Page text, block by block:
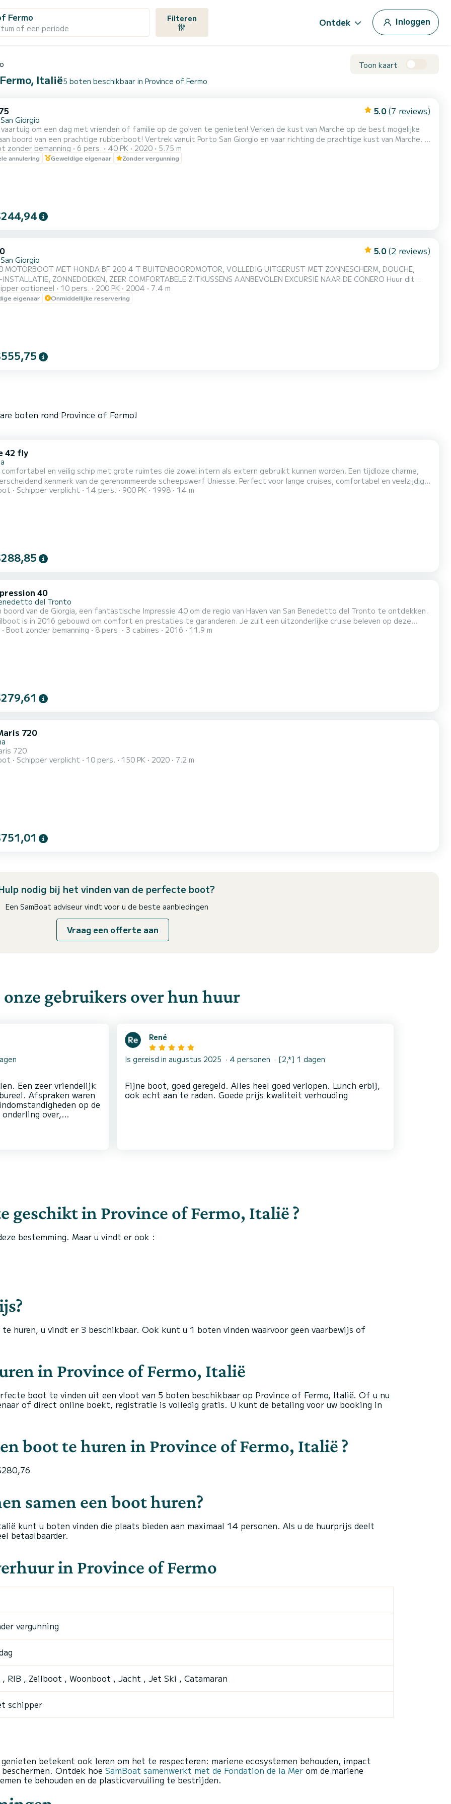
Fermo
of een periode
Filteren Ontdek Inloggen
Toon kaart
Italië5 boten beschikbaar in Province of Fermo
5.0 (7 reviews)
Giorgio
om een dag met vrienden of familie op de golven te genieten! Verken de kust van Marche op de best mogelijke
prachtige rubberboot! Vertrek vanuit Porto San Giorgio en vaar richting de prachtige kust van Marche. U
Conero verkennen en enkele van de mooiste plekken van de Adriatische Zee ontdekken. Dagverhuur of halve
zonder bemanning 6 pers. 40 PK 2020 5.75 m
annulering Geweldige eigenaar Zonder vergunning
5.0 (2 reviews)
Giorgio
MOTORBOOT MET HONDA BF 200 4 T BUITENBOORDMOTOR, VOLLEDIG UITGERUST MET ZONNESCHERM, DOUCHE,
ZONNEDOEKEN, ZEER COMFORTABELE ZITKUSSENS AANBEVOLEN EXCURSIE NAAR DE CONERO Huur dit
een dag met vrienden of familie op zee door te brengen! Verken de kust van Marche op de best mogelijke manier: aan
Vertrek vanuit Porto San Giorgio en vaar richting de prachtige Marche-kust. U kunt de
optioneel 10 pers. 200 PK 2004 7.4 m
eigenaar Onmiddellijke reservering
boten rond Province of Fermo!
42 fly
comfortabel en veilig schip met grote ruimtes die zowel intern als extern gebruikt kunnen worden. Een tijdloze charme,
kenmerk van de gerenommeerde scheepswerf Uniesse. Perfect voor lange cruises, comfortabel en veelzijdig
Ideaal voor wie optimaal wil genieten en zijn ervaring op zee onvergetelijk wil maken! Extreem grote en goed
Schipper verplicht 14 pers. 900 PK 1998 14 m
40
del Tronto
boord van de Giorgia, een fantastische Impressie 40 om de regio van Haven van San Benedetto del Tronto te ontdekken.
in 2016 gebouwd om comfort en prestaties te garanderen. Je zult een uitzonderlijke cruise beleven op deze
12 meter. U kunt maximaal 6 personen huisvesten en profiteren van de 3 hutten die van alle gemakken zijn voorzien.
Boot zonder bemanning 8 pers. 3 cabines 2016 11.9 m
720
720
Schipper verplicht 10 pers. 150 PK 2020 7.2 m
nodig bij het vinden van de perfecte boot?
Een SamBoat adviseur vindt voor u de beste aanbiedingen
Vraag een offerte aan
gebruikers over hun huur
Een zeer vriendelijk
Afspraken waren
op de
over,
Zo konden we met
René
Is gereisd in augustus 2025 4 personen [2,*] 1 dagen
Fijne boot, goed geregeld. Alles heel goed verlopen. Lunch erbij,
geschikt in Province of Fermo, Italië ?
bestemming. Maar u vindt er ook :
huren, u vindt er 3 beschikbaar. Ook kunt u 1 boten vinden waarvoor geen vaarbewijs of
in Province of Fermo, Italië
boot te vinden uit een vloot van 5 boten beschikbaar op Province of Fermo, Italië. Of u nu
of direct online boekt, registratie is volledig gratis. U kunt de betaling voor uw booking in
boot te huren in Province of Fermo, Italië ?
samen een boot huren?
kunt u boten vinden die plaats bieden aan maximaal 14 personen. Als u de huurprijs deelt
betaalbaarder.
in Province of Fermo
vergunning
RIB , Zeilboot , Woonboot , Jacht , Jet Ski , Catamaran
schipper
betekent ook leren om het te respecteren: mariene ecosystemen behouden, impact
Ontdek hoe SamBoat samenwerkt met de Fondation de la Mer om de mariene
te behouden en de plasticvervuiling te bestrijden.